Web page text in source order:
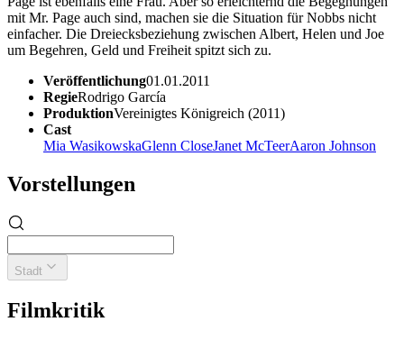
mit Mr. Page auch sind, machen sie die Situation für Nobbs nicht
einfacher. Die Dreiecksbeziehung zwischen Albert, Helen und Joe
um Begehren, Geld und Freiheit spitzt sich zu.
Veröffentlichung01.01.2011
RegieRodrigo García
ProduktionVereinigtes Königreich (2011)
Cast
Mia WasikowskaGlenn CloseJanet McTeerAaron Johnson
Vorstellungen
Stadt
Filmkritik